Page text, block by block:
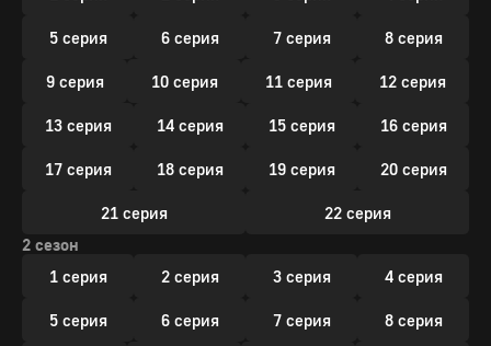
5 серия 6 серия 7 серия 8 серия
9 серия 10 серия 11 серия 12 серия
13 серия 14 серия 15 серия 16 серия
17 серия 18 серия 19 серия 20 серия
21 серия
22 серия
2 сезон
1 серия
2 серия 3 серия 4 серия
5 серия 6 серия 7 серия 8 серия